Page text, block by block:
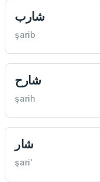
شارب
şarib
شارح
şarih
شار
şari'